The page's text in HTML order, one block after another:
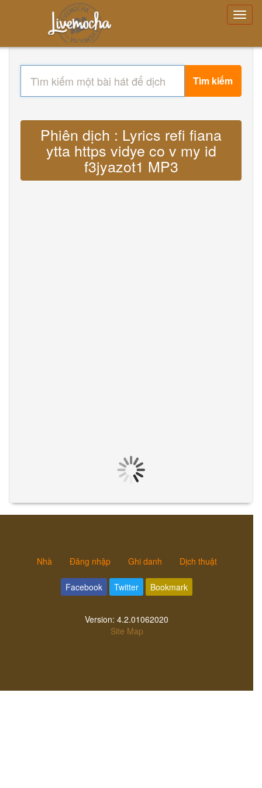
Tìm kiếm
Phiên dịch : Lyrics refi fiana
ytta https vidye co v my id
f3jyazot1 MP3
Nhà Đăng nhập Ghi danh Dịch thuật
Facebook Twitter Bookmark
Version: 4.2.01062020
Site Map